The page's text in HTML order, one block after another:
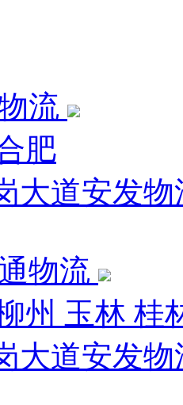
流
肥
大道安发
物流
州 玉林 桂
大道安发